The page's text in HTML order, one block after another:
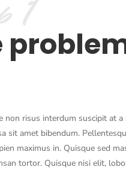
non risus interdum suscipit at
sit amet bibendum.
maximus in. Quisque sed
tortor. Quisque nisi elit,